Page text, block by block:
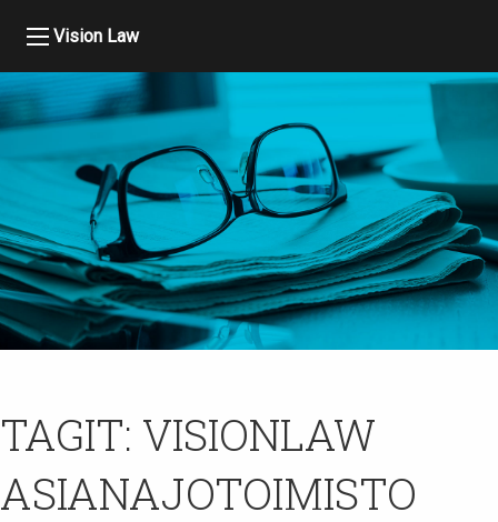
Vision Law
TAGIT: VISIONLAW
ASIANAJOTOIMISTO